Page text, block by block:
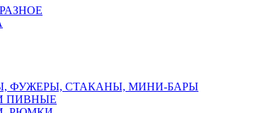
ФУЖЕРЫ, СТАКАНЫ, МИНИ-БАРЫ
ПИВНЫЕ